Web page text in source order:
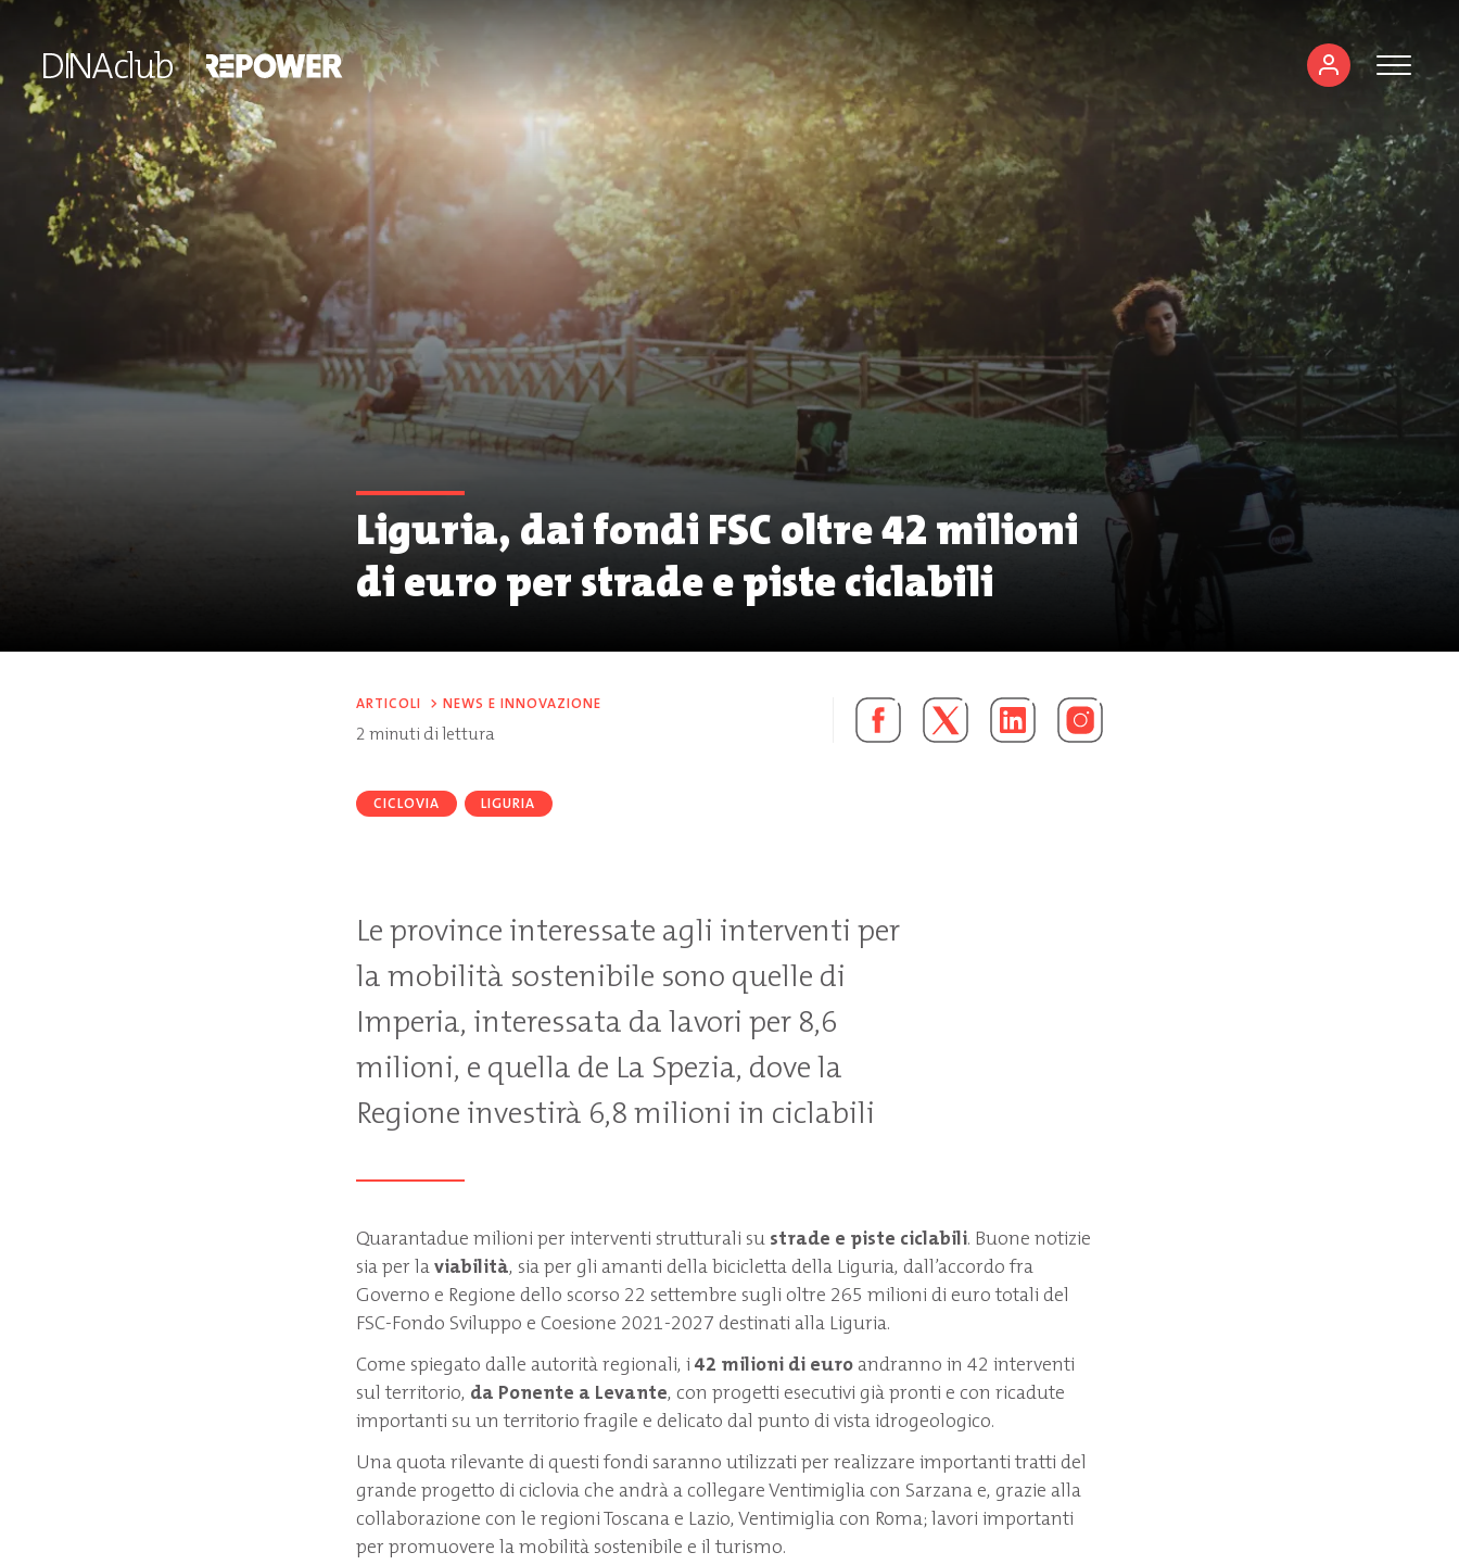
Liguria, dai fondi FSC oltre 42 milioni
di euro per strade e piste ciclabili
ARTICOLI > NEWS E INNOVAZIONE
2minuti di lettura
CICLOVIA LIGURIA
Le province interessate agli interventi per
la mobilità sostenibile sono quelle di
Imperia, interessata da lavori per 8,6
milioni, e quella de La Spezia, dove la
Regione investirà 6,8 milioni in ciclabili
Quarantadue milioni per interventi strutturali su strade e piste ciclabili. Buone notizie
sia per laviabilità, sia per gli amanti della bicicletta della Liguria, dall’accordo fra
Governo e Regione dello scorso 22 settembre sugli oltre 265 milioni di euro totali del
FSC-Fondo Sviluppo e Coesione 2021-2027 destinati alla Liguria.
Come spiegato dalle autorità regionali, i 42 milioni di euro andranno in 42 interventi
sul territorio, da Ponente a Levante, con progetti esecutivi già pronti e con ricadute
importanti su un territorio fragile e delicato dal punto di vista idrogeologico.
Una quota rilevante di questi fondi saranno utilizzati per realizzare importanti tratti del
grande progetto di ciclovia che andrà a collegare Ventimiglia con Sarzana e, grazie alla
collaborazione con le regioni Toscana e Lazio, Ventimiglia con Roma; lavori importanti
per promuovere la mobilità sostenibile e il turismo.